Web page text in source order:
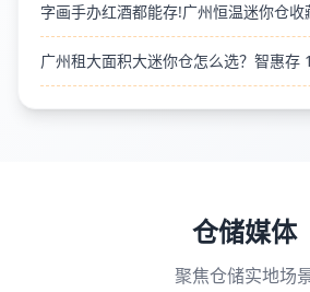
字画手办红酒都能存!广州恒温迷你仓
广州租大面积大迷你仓怎么选？智惠存
仓储媒体
聚焦仓储实地场